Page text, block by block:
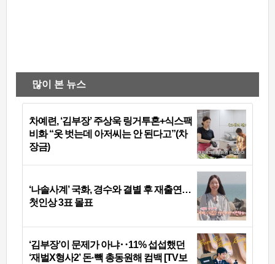
많이 본 뉴스
차예련, ‘김부장’ 주상욱 링거투혼+식스팩
비화 “옷 벗는데 아저씨는 안 된다고”(차
장금)
‘나솔사계’ 국화, 경수와 결별 후 재출연…
첫인상 3표 몰표
‘김부장’이 문제가 아냐‥11% 섭섭했던
‘재벌X형사2’ 돈·빽 총동원해 컴백 [TV보